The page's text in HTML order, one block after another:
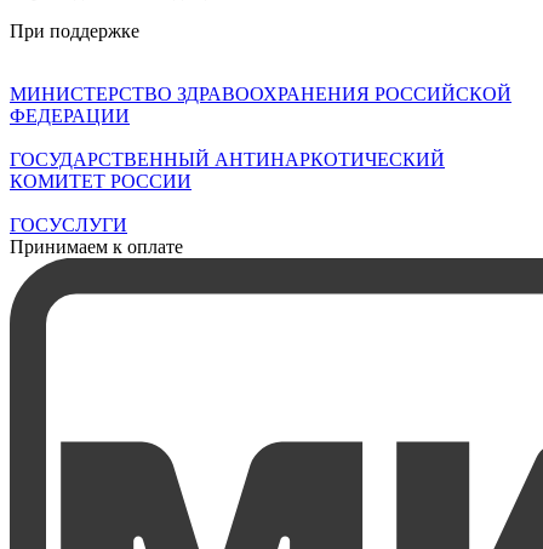
При поддержке
МИНИСТЕРСТВО ЗДРАВООХРАНЕНИЯ РОССИЙСКОЙ
ФЕДЕРАЦИИ
ГОСУДАРСТВЕННЫЙ АНТИНАРКОТИЧЕСКИЙ
КОМИТЕТ РОССИИ
ГОСУСЛУГИ
Принимаем к оплате